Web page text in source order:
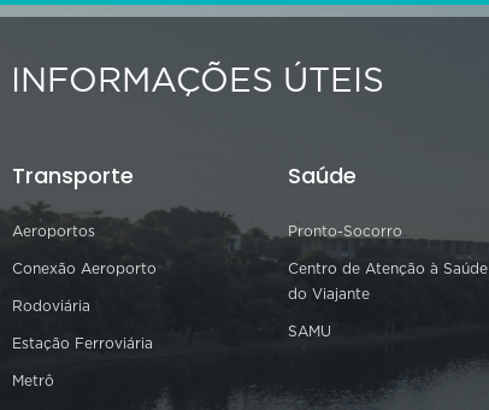
INFORMAÇÕES ÚTEIS
Transporte
Aeroportos
Conexão Aeroporto
Rodoviária
Estação Ferroviária
Metrô
Saúde
Pronto-Socorro
Centro de Atenção à Saúde
do Viajante
SAMU